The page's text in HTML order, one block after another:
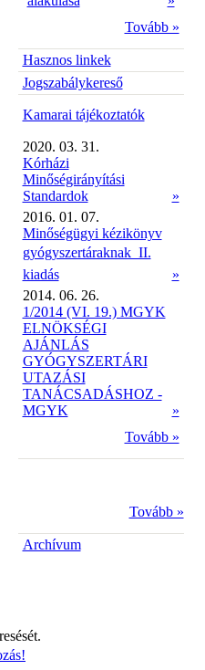
Tovább »
Hasznos linkek
Jogszabálykereső
Kamarai tájékoztatók
2020. 03. 31.
Kórházi
Minőségirányítási
Standardok
»
2016. 01. 07.
Minőségügyi kézikönyv
gyógyszertáraknak  II.
kiadás
»
2014. 06. 26.
1/2014 (VI. 19.) MGYK
ELNÖKSÉGI
AJÁNLÁS
GYÓGYSZERTÁRI
UTAZÁSI
TANÁCSADÁSHOZ -
MGYK
»
Tovább »
Tovább »
Archívum